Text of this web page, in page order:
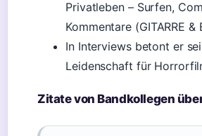
Privatleben – Surfen,
Kommentare (GITARRE
In Interviews betont er
Leidenschaft für
Zitate von Bandkollegen